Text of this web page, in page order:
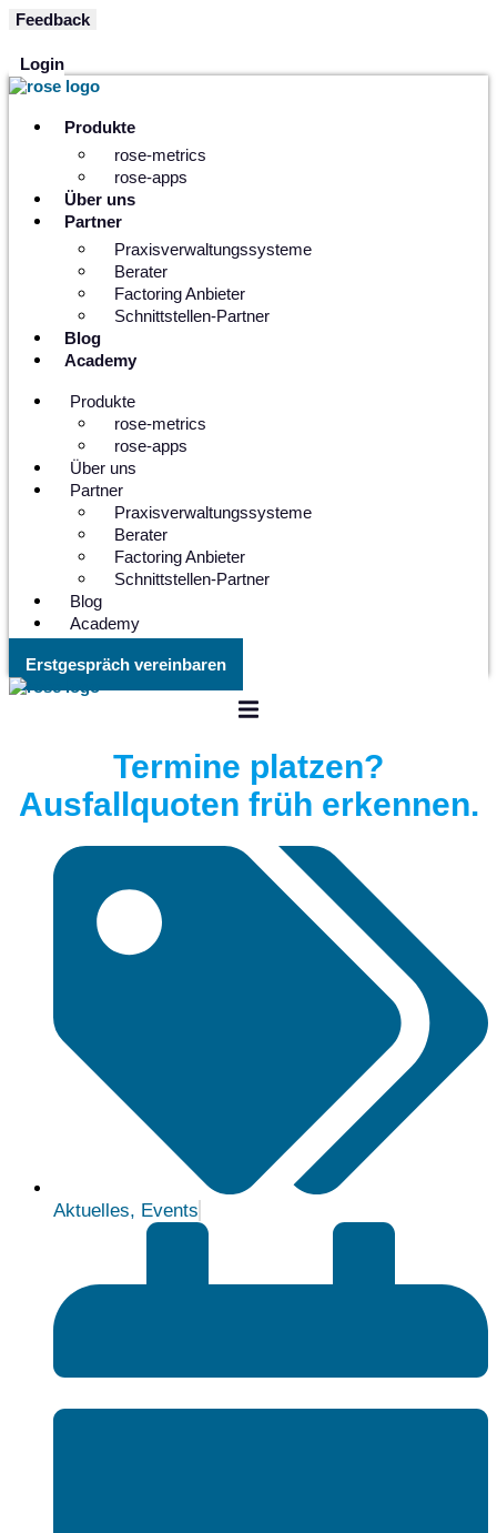
Zum
springen
Feedback
Login
Produkte
rose-metrics
rose-apps
Über uns
Partner
Praxisverwaltungssysteme
Berater
Factoring Anbieter
Schnittstellen-Partner
Blog
Academy
Produkte
rose-metrics
rose-apps
Über uns
Partner
Praxisverwaltungssysteme
Berater
Factoring Anbieter
Schnittstellen-Partner
Blog
Academy
Erstgespräch vereinbaren
Termine platzen?
Ausfallquoten früh erkennen.
Aktuelles, Events